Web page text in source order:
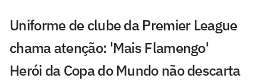
Uniforme de clube da Premier League
chama atenção: 'Mais Flamengo'
Herói da Copa do Mundo não descarta